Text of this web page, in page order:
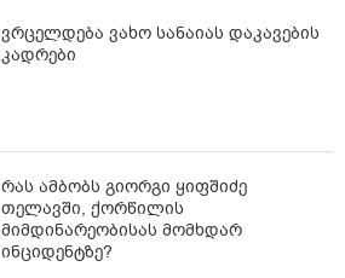
ვრცელდება ვახო სანაიას დაკავების
კადრები
რას ამბობს გიორგი ყიფშიძე
თელავში, ქორწილის
მიმდინარეობისას მომხდარ
ინციდენტზე?